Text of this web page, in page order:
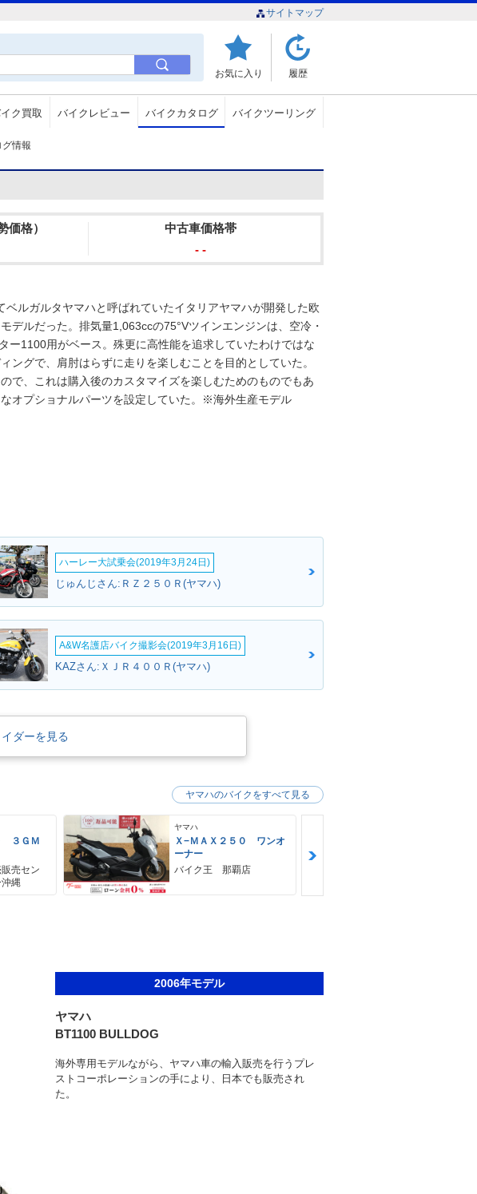
サイトマップ
お気に入り 履歴
ク買取 バイクレビュー バイクカタログ バイクツーリング
情報
価格）
中古車価格帯
- -
ベルガルタヤマハと呼ばれていたイタリアヤマハが開発した欧
デルだった。排気量1,063ccの75°Vツインエンジンは、空冷・
ー1100用がベース。殊更に高性能を追求していたわけではな
ングで、肩肘はらずに走りを楽しむことを目的としていた。
で、これは購入後のカスタマイズを楽しむためのものでもあ
オプショナルパーツを設定していた。※海外生産モデル
ハーレー大試乗会(2019年3月24日)
じゅんじさん:ＲＺ２５０Ｒ(ヤマハ)
A&W名護店バイク撮影会(2019年3月16日)
KAZさん:ＸＪＲ４００Ｒ(ヤマハ)
ダーを見る
３ＧＭ
売セン
縄
ヤマハ
Ｘ−ＭＡＸ２５０ ワンオ
ーナー
バイク王 那覇店
ヤマハのバイクをすべて見る
2006年モデル
ヤマハ
BT1100 BULLDOG
海外専用モデルながら、ヤマハ車の輸入販売を行うプレ
ストコーポレーションの手により、日本でも販売され
た。